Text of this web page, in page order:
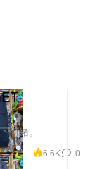
情緒。
6.6K 0